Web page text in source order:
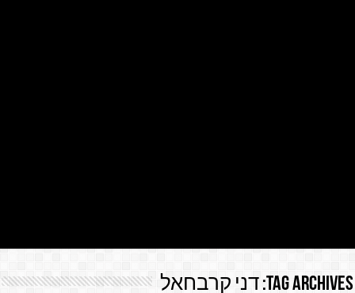
Tag Archives: דני קרבחאל